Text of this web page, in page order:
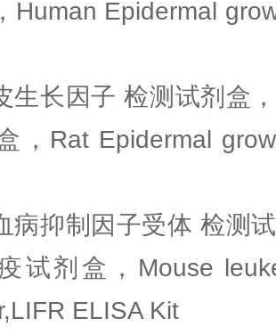
Human Epidermal
生长因子 检测试剂盒
，Rat Epidermal
病抑制因子受体 检测
试剂盒，Mouse
ELISA Kit